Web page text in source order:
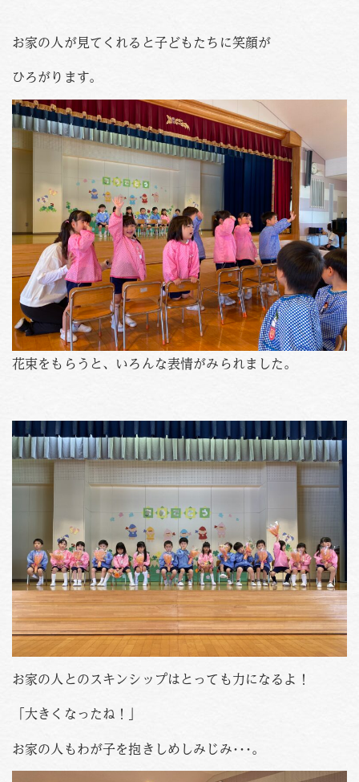
Tel.088-653-4941
受付時間
月〜金 / 9:00-18:00
土 / 9:00-12:00
お家の人が見てくれると子どもたちに笑顔が
ひろがります。
花束をもらうと、いろんな表情がみられました。
お家の人とのスキンシップはとっても力になるよ！
「大きくなったね！」
お家の人もわが子を抱きしめしみじみ･･･。